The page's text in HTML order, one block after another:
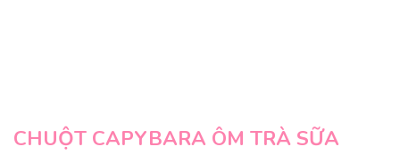
CHUỘT CAPYBARA ÔM TRÀ SỮA